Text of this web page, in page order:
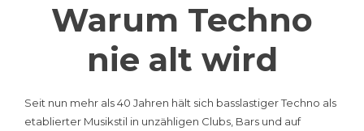
Warum Techno
nie alt wird
Seit nun mehr als 40 Jahren hält sich basslastiger Techno als
etablierter Musikstil in unzähligen Clubs, Bars und auf